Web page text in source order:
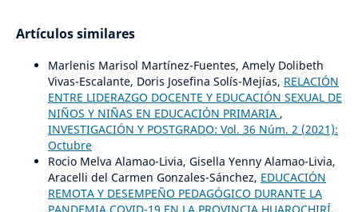
Artículos similares
Marlenis Marisol Martínez-Fuentes, Amely Dolibeth
Vivas-Escalante, Doris Josefina Solís-Mejías, RELACIÓN
ENTRE LIDERAZGO DOCENTE Y EDUCACIÓN SEXUAL DE
NIÑOS Y NIÑAS EN EDUCACIÓN PRIMARIA ,
INVESTIGACIÓN Y POSTGRADO: Vol. 36 Núm. 2 (2021):
Octubre
Rocio Melva Alamao-Livia, Gisella Yenny Alamao-Livia,
Aracelli del Carmen Gonzales-Sánchez, EDUCACIÓN
REMOTA Y DESEMPEÑO PEDAGÓGICO DURANTE LA